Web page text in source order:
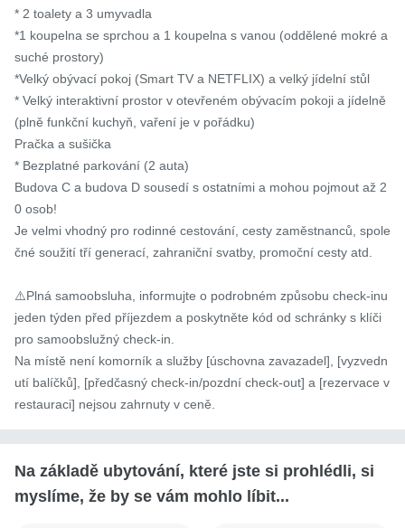
* 2 toalety a 3 umyvadla
*1 koupelna se sprchou a 1 koupelna s vanou (oddělené mokré a
suché prostory)
*Velký obývací pokoj (Smart TV a NETFLIX) a velký jídelní stůl
* Velký interaktivní prostor v otevřeném obývacím pokoji a jídelně
(plně funkční kuchyň, vaření je v pořádku)
Pračka a sušička
* Bezplatné parkování (2 auta)
Budova C a budova D sousedí s ostatními a mohou pojmout až 2
0 osob!
Je velmi vhodný pro rodinné cestování, cesty zaměstnanců, spole
čné soužití tří generací, zahraniční svatby, promoční cesty atd.
⚠️Plná samoobsluha, informujte o podrobném způsobu check-inu
jeden týden před příjezdem a poskytněte kód od schránky s klíči
pro samoobslužný check-in.
Na místě není komorník a služby [úschovna zavazadel], [vyzvedn
utí balíčků], [předčasný check-in/pozdní check-out] a [rezervace v
restauraci] nejsou zahrnuty v ceně.
Na základě ubytování, které jste si prohlédli, si
myslíme, že by se vám mohlo líbit...